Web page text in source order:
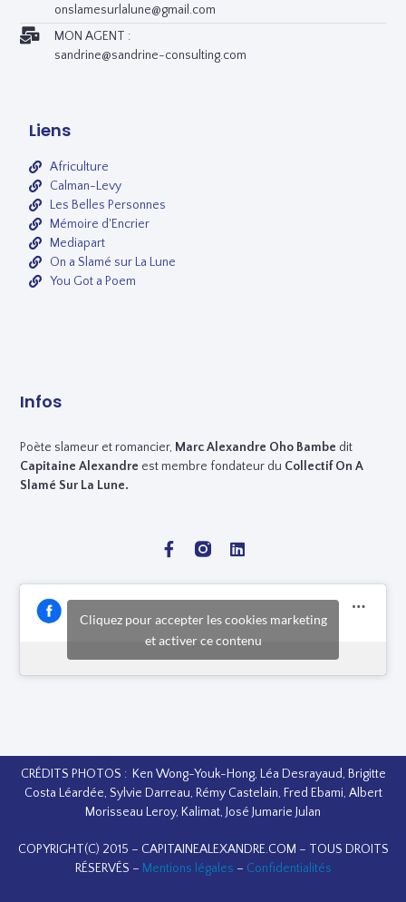
Infos
Poète slameur et romancier, Marc Alexandre Oho Bambe dit
Capitaine Alexandre est membre fondateur du Collectif On A
Slamé Sur La Lune.
Cliquez pour accepter les cookies marketing
et activer ce contenu
Liens
Africulture
Calman-Levy
Les Belles Personnes
Mémoire d'Encrier
Mediapart
On a Slamé sur La Lune
You Got a Poem
onslamesurlalune@gmail.com
MON AGENT :
sandrine@sandrine-consulting.com
CRÉDITS PHOTOS : Ken Wong-Youk-Hong, Léa Desrayaud, Brigitte
Costa Léardée, Sylvie Darreau, Rémy Castelain, Fred Ebami, Albert
Morisseau Leroy, Kalimat, José Jumarie Julan
COPYRIGHT(C) 2015 – CAPITAINEALEXANDRE.COM – TOUS DROITS
RÉSERVÉS – Mentions légales – Confidentialités